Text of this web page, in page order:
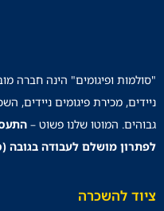
"סולמות ופיגומים" הינה חברה
ניידים, מכירת פיגומים ניידים,
גבוהים. המוטו שלנו פשוט –
לפתרון מושלם לעבודה בגובה
ציוד להשכרה